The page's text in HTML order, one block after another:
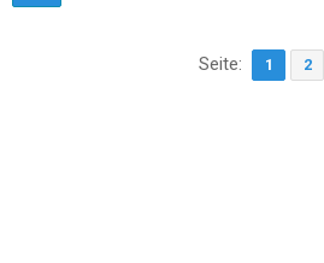
Seite: 1 2